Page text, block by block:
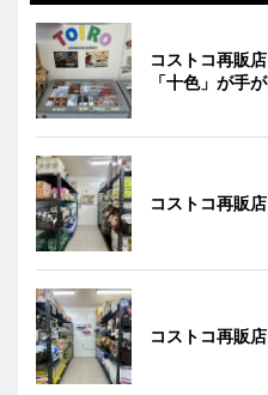
コストコ再販
「十色」が手
コストコ再販
コストコ再販